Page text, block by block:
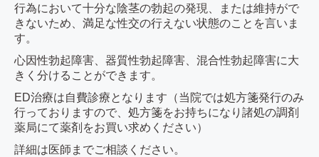
行為において十分な陰茎の勃起の発現、または維持がで
きないため、満足な性交の行えない状態のことを言いま
す。
心因性勃起障害、器質性勃起障害、混合性勃起障害に大
きく分けることができます。
ED治療は自費診療となります（当院では処方箋発行のみ
行っておりますので、処方箋をお持ちになり諸処の調剤
薬局にて薬剤をお買い求めください）
詳細は医師までご相談ください。